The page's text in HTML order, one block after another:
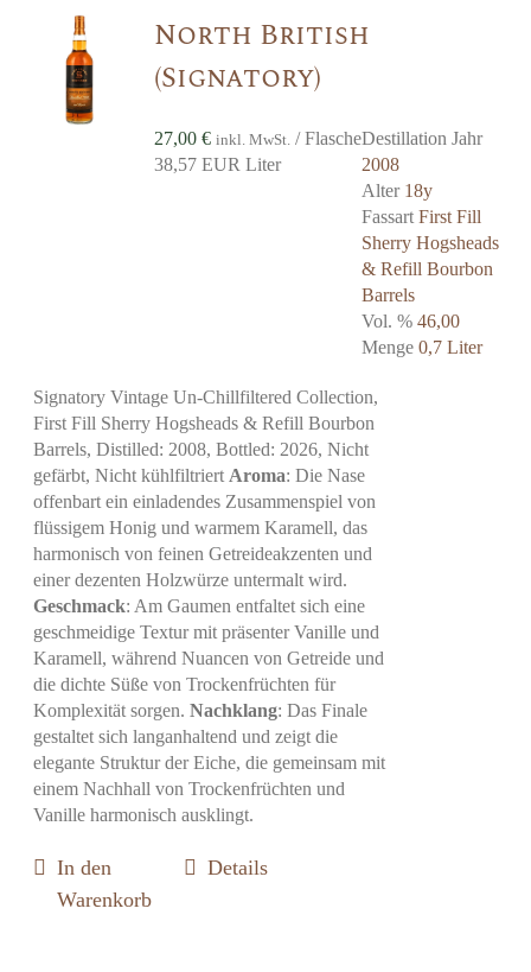
North British
(Signatory)
27,00€ inkl. MwSt. / Flasche
38,57 EUR Liter
Destillation Jahr
2008
Alter 18y
FassartFirst Fill
Sherry Hogsheads
& Refill Bourbon
Barrels
Vol. %46,00
Menge0,7 Liter
Signatory Vintage Un-Chillfiltered Collection,
First Fill Sherry Hogsheads & Refill Bourbon
Barrels, Distilled: 2008, Bottled: 2026, Nicht
gefärbt, Nicht kühlfiltriert Aroma: Die Nase
offenbart ein einladendes Zusammenspiel von
flüssigem Honig und warmem Karamell, das
harmonisch von feinen Getreideakzenten und
einer dezenten Holzwürze untermalt wird.
Geschmack: Am Gaumen entfaltet sich eine
geschmeidige Textur mit präsenter Vanille und
Karamell, während Nuancen von Getreide und
die dichte Süße von Trockenfrüchten für
Komplexität sorgen.Nachklang: Das Finale
gestaltet sich langanhaltend und zeigt die
elegante Struktur der Eiche, die gemeinsam mit
einem Nachhall von Trockenfrüchten und
Vanille harmonisch ausklingt.
In den
Warenkorb
Details